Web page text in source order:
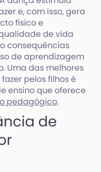
e, com isso, gera
físico e
de vida
consequências
de aprendizagem
Uma das melhores
pelos filhos é
ensino que oferece
pedagógico.
de